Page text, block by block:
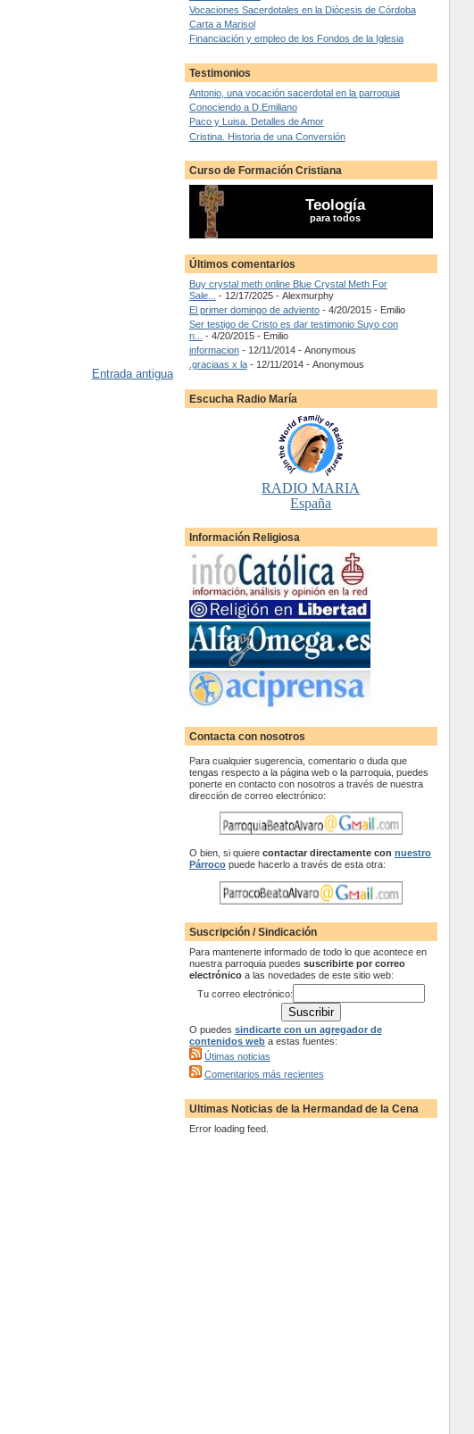
Entrada antigua
Vocaciones Sacerdotales en la Diócesis de Córdoba
Carta a Marisol
Financiación y empleo de los Fondos de la Iglesia
Testimonios
Antonio, una vocación sacerdotal en la parroquia
Conociendo a D.Emiliano
Paco y Luisa. Detalles de Amor
Cristina. Historia de una Conversión
Curso de Formación Cristiana
Teología
para todos
Últimos comentarios
Buy crystal meth online Blue Crystal Meth For
Sale...
- 12/17/2025- Alexmurphy
El primer domingo de adviento- 4/20/2015- Emilio
Ser testigo de Cristo es dar testimonio Suyo con
n...
- 4/20/2015- Emilio
informacion- 12/11/2014- Anonymous
.graciaas x la- 12/11/2014- Anonymous
Escucha Radio María
RADIO MARIA
España
Información Religiosa
Contacta con nosotros
Para cualquier sugerencia, comentario o duda que
tengas respecto a la página web o la parroquia, puedes
ponerte en contacto con nosotros a través de nuestra
dirección de correo electrónico:
O bien, si quiere contactar directamente con nuestro
Párrocopuede hacerlo a través de esta otra:
Suscripción / Sindicación
Para mantenerte informado de todo lo que acontece en
nuestra parroquia puedes suscribirte por correo
electrónicoa las novedades de este sitio web:
Tu correo electrónico:
O puedes sindicarte con un agregador de
contenidos weba estas fuentes:
Útimas noticias
Comentarios más recientes
Ultimas Noticias de la Hermandad de la Cena
Error loading feed.